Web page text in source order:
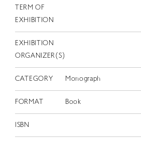
TERM OF
EXHIBITION
EXHIBITION
ORGANIZER(S)
CATEGORY Monograph
FORMAT Book
ISBN